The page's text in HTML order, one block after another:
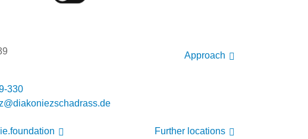
330
KT
Approach
Further locations